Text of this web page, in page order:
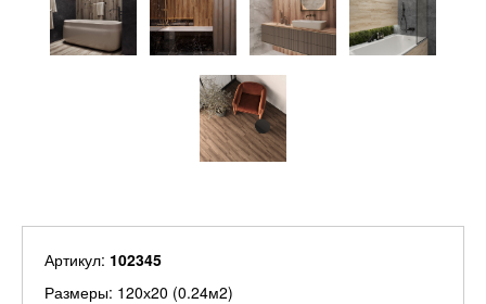
Артикул: 102345
Размеры: 120х20 (0.24м2)